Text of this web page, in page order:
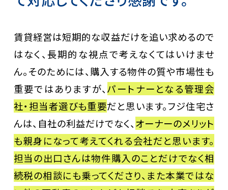
賃貸経営は短期的な収益だけを追い求めるので
はなく、長期的な視点で考えなくてはいけませ
ん。そのためには、購入する物件の質や市場性も
重要ではありますが、パートナーとなる管理会
社・担当者選びも重要だと思います。フジ住宅さ
んは、自社の利益だけでなく、オーナーのメリット
も親身になって考えてくれる会社だと思います。
担当の出口さんは物件購入のことだけでなく相
続税の相談にも乗ってくださり、また本業ではな